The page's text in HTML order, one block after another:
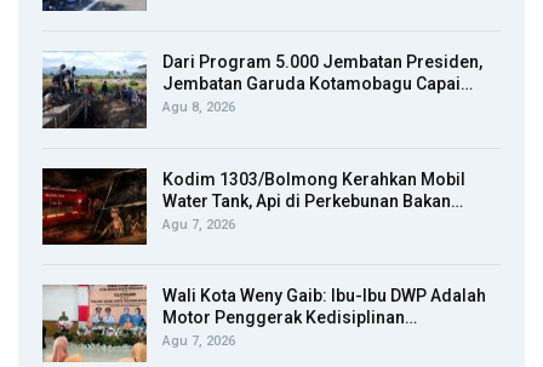
Dari Program 5.000 Jembatan Presiden,
Jembatan Garuda Kotamobagu Capai…
Agu 8, 2026
Kodim 1303/Bolmong Kerahkan Mobil
Water Tank, Api di Perkebunan Bakan…
Agu 7, 2026
Wali Kota Weny Gaib: Ibu-Ibu DWP Adalah
Motor Penggerak Kedisiplinan…
Agu 7, 2026